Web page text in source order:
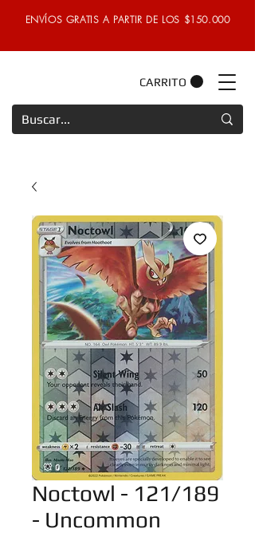
ENVÍOS GRATIS A PARTIR DE LOS $150.000
CARRITO
Noctowl - 121/189
- Uncommon